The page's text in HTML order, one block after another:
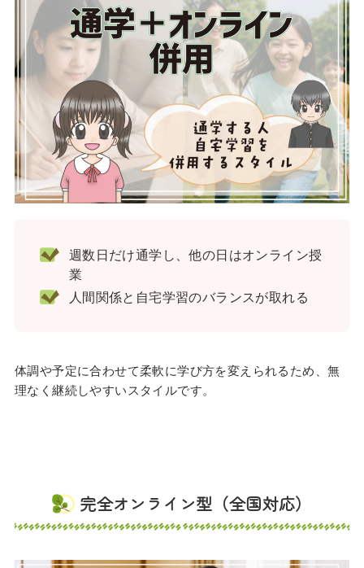
週数日だけ通学し、他の日はオンライン授
業
人間関係と自宅学習のバランスが取れる
体調や予定に合わせて柔軟に学び方を変えられるため、無
理なく継続しやすいスタイルです。
完全オンライン型（全国対応）